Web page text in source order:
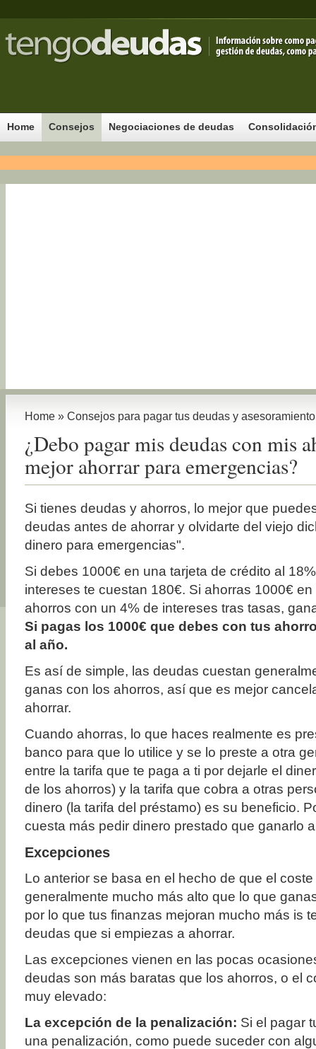
Home Consejos Negociaciones de deudas
Home » Consejos para pagar tus deudas y
¿Debo pagar mis deudas con mis
mejor ahorrar para emergencias?
Si tienes deudas y ahorros, lo mejor que
deudas antes de ahorrar y olvidarte del viejo
dinero para emergencias".
Si debes 1000€ en una tarjeta de crédito al
intereses te cuestan 180€. Si ahorras 1000€
ahorros con un 4% de intereses tras tasas,
Si pagas los 1000€ que debes con tus
al año.
Es así de simple, las deudas cuestan
ganas con los ahorros, así que es mejor
ahorrar.
Cuando ahorras, lo que haces realmente es
banco para que lo utilice y se lo preste a otra
entre la tarifa que te paga a ti por dejarle el
de los ahorros) y la tarifa que cobra a otras
dinero (la tarifa del préstamo) es su beneficio.
cuesta más pedir dinero prestado que ganarlo
Excepciones
Lo anterior se basa en el hecho de que el
generalmente mucho más alto que lo que
por lo que tus finanzas mejoran mucho más is
deudas que si empiezas a ahorrar.
Las excepciones vienen en las pocas
deudas son más baratas que los ahorros, o el
muy elevado:
La excepción de la penalización: Si el pagar
una penalización, como puede suceder con